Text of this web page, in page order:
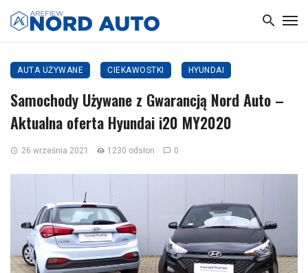
AUTA UŻYWANE CIEKAWOSTKI HYUNDAI
Samochody Używane z Gwarancją Nord Auto –
Aktualna oferta Hyundai i20 MY2020
26 września 2021 1230 odsłon 0